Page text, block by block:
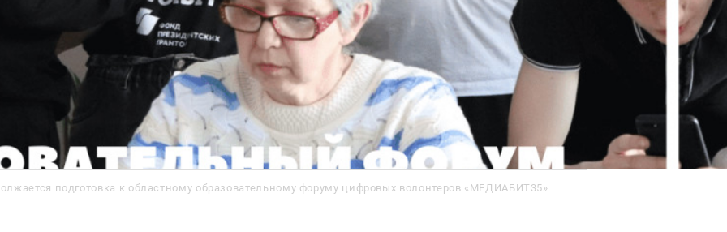
подготовка к областному образовательному форуму цифровых волонтеров «МЕДИАБИТ35»